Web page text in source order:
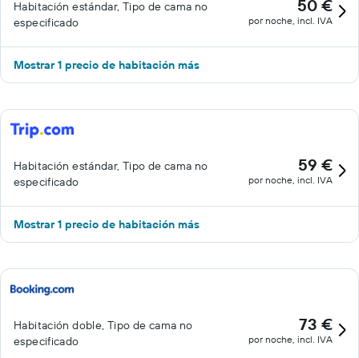
Habitación estándar, Tipo de cama no
especificado
50 €
por noche, incl. IVA
Mostrar 1 precio de habitación más
Habitación estándar, Tipo de cama no
especificado
59 €
por noche, incl. IVA
Mostrar 1 precio de habitación más
Habitación doble, Tipo de cama no
especificado
73 €
por noche, incl. IVA